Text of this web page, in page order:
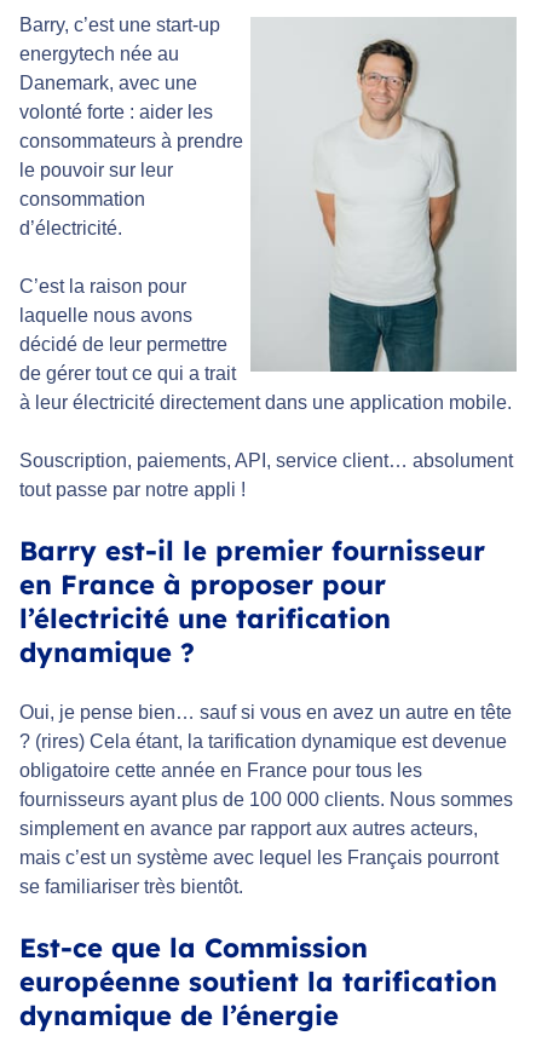
Barry, c’est une start-up
energytech née au
Danemark, avec une
volonté forte : aider les
consommateurs à prendre
le pouvoir sur leur
consommation
d’électricité.
C’est la raison pour
laquelle nous avons
décidé de leur permettre
de gérer tout ce qui a trait
à leur électricité directement dans une application mobile.
Souscription, paiements, API, service client… absolument
tout passe par notre appli !
Barry est-il le premier fournisseur
en France à proposer pour
l’électricité une tarification
dynamique ?
Oui, je pense bien… sauf si vous en avez un autre en tête
? (rires) Cela étant, la tarification dynamique est devenue
obligatoire cette année en France pour tous les
fournisseurs ayant plus de 100 000 clients. Nous sommes
simplement en avance par rapport aux autres acteurs,
mais c’est un système avec lequel les Français pourront
se familiariser très bientôt.
Est-ce que la Commission
européenne soutient la tarification
dynamique de l’énergie